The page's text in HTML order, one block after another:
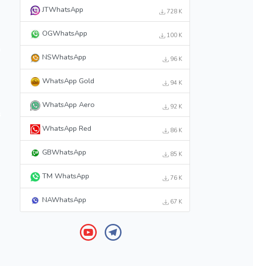
JTWhatsApp 728 K
OGWhatsApp 100 K
NSWhatsApp 96 K
WhatsApp Gold 94 K
WhatsApp Aero 92 K
WhatsApp Red 86 K
GBWhatsApp 85 K
TM WhatsApp 76 K
NAWhatsApp 67 K